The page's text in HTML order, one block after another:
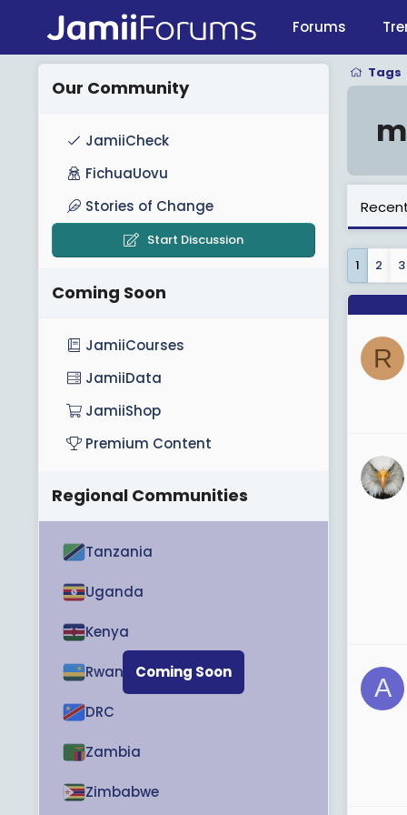
Forums
Tags
1 2 3
R
A
Our Community
JamiiCheck
FichuaUovu
Stories of Change
Start Discussion
Coming Soon
JamiiCourses
JamiiData
JamiiShop
Premium Content
Regional Communities
Coming Soon
Tanzania
Uganda
Kenya
Rwanda
DRC
Zambia
Zimbabwe